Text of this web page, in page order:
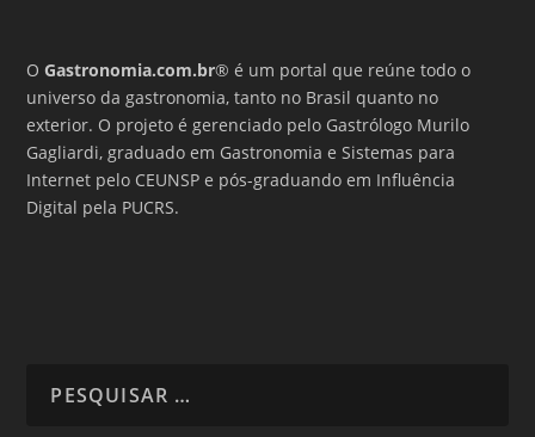
OGastronomia.com.br® é um portal que reúne todo o
universo da gastronomia, tanto no Brasil quanto no
exterior. O projeto é gerenciado pelo Gastrólogo Murilo
Gagliardi, graduado em Gastronomia e Sistemas para
Internet pelo CEUNSP e pós-graduando em Influência
Digital pela PUCRS.